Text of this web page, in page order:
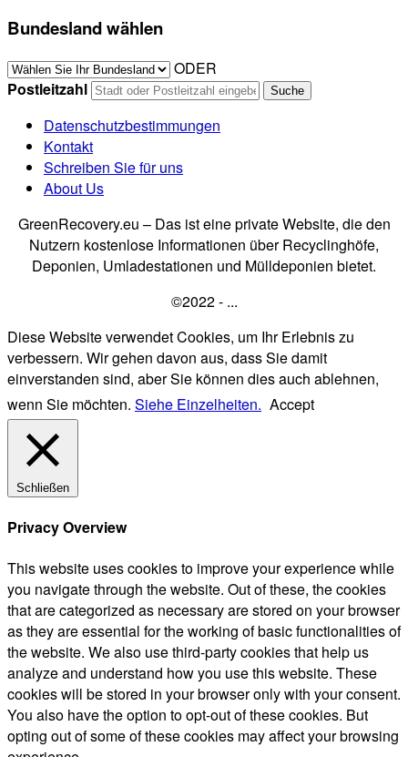
Bundesland wählen
ODER
Postleitzahl
Datenschutzbestimmungen
Kontakt
Schreiben Sie für uns
About Us
GreenRecovery.eu – Das ist eine private Website, die den
Nutzern kostenlose Informationen über Recyclinghöfe,
Deponien, Umladestationen und Mülldeponien bietet.
©2022 - ...
Diese Website verwendet Cookies, um Ihr Erlebnis zu
verbessern. Wir gehen davon aus, dass Sie damit
einverstanden sind, aber Sie können dies auch ablehnen,
wenn Sie möchten. Siehe Einzelheiten. Accept
Schließen
Privacy Overview
This website uses cookies to improve your experience while
you navigate through the website. Out of these, the cookies
that are categorized as necessary are stored on your browser
as they are essential for the working of basic functionalities of
the website. We also use third-party cookies that help us
analyze and understand how you use this website. These
cookies will be stored in your browser only with your consent.
You also have the option to opt-out of these cookies. But
opting out of some of these cookies may affect your browsing